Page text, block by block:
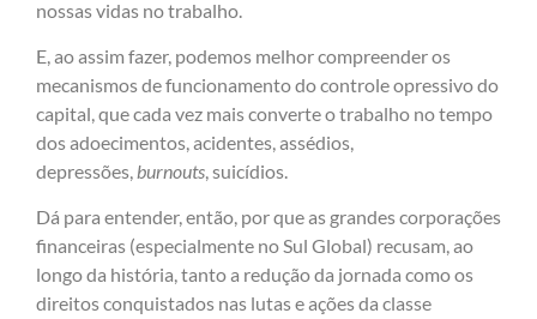
nossas vidas no trabalho.
E, ao assim fazer, podemos melhor compreender os
mecanismos de funcionamento do controle opressivo do
capital, que cada vez mais converte o trabalho no tempo
dos adoecimentos, acidentes, assédios,
depressões,burnouts, suicídios.
Dá para entender, então, por que as grandes corporações
financeiras (especialmente no Sul Global) recusam, ao
longo da história, tanto a redução da jornada como os
direitos conquistados nas lutas e ações da classe